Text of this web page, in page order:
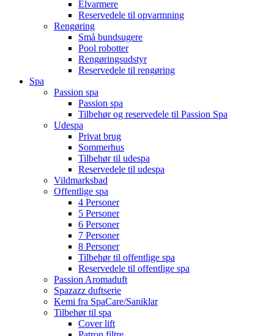
Elvarmere
Reservedele til opvarmning
Rengøring
Små bundsugere
Pool robotter
Rengøringsudstyr
Reservedele til rengøring
Spa
Passion spa
Passion spa
Tilbehør og reservedele til Passion Spa
Udespa
Privat brug
Sommerhus
Tilbehør til udespa
Reservedele til udespa
Vildmarksbad
Offentlige spa
4 Personer
5 Personer
6 Personer
7 Personer
8 Personer
Tilbehør til offentlige spa
Reservedele til offentlige spa
Passion Aromaduft
Spazazz duftserie
Kemi fra SpaCare/Saniklar
Tilbehør til spa
Cover lift